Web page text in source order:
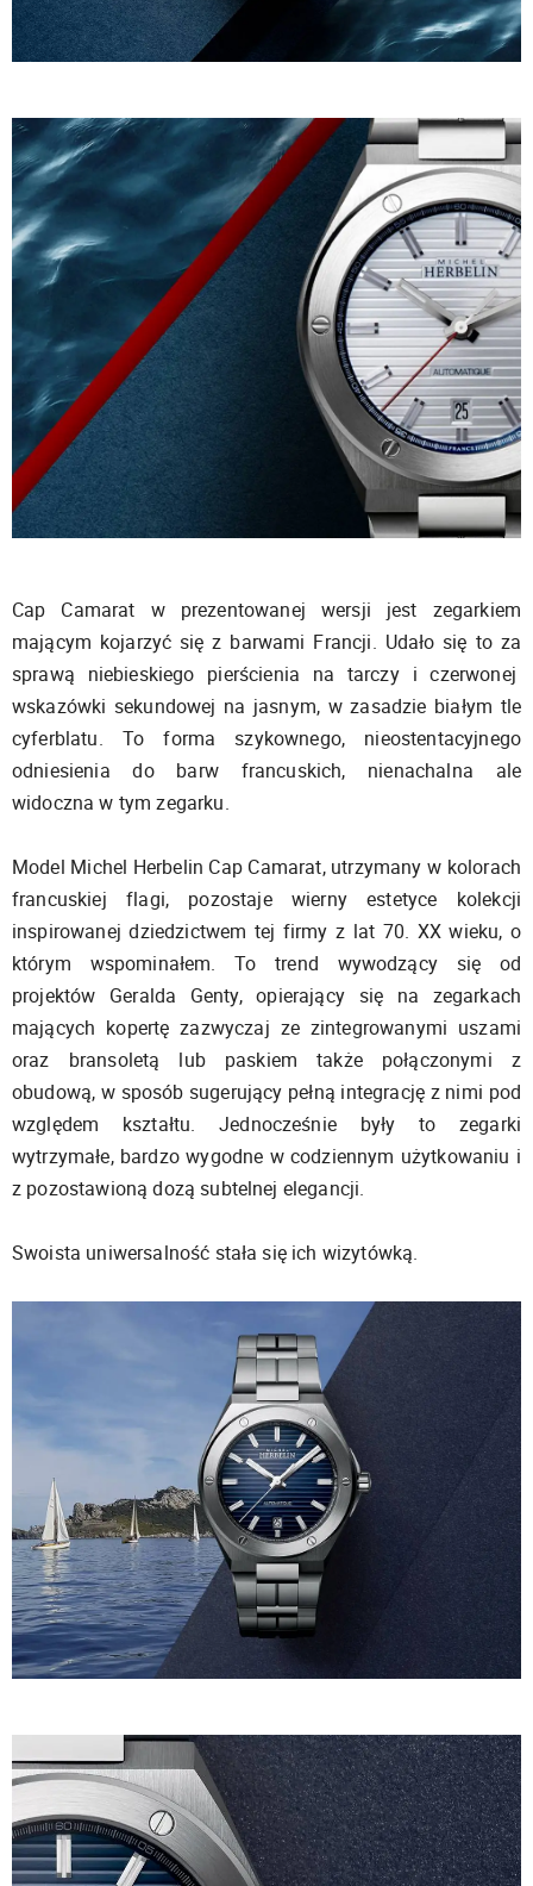
Cap Camarat w prezentowanej wersji jest zegarkiem
mającym kojarzyć się z barwami Francji. Udało się to za
sprawą niebieskiego pierścienia na tarczy i czerwonej
wskazówki sekundowej na jasnym, w zasadzie białym tle
cyferblatu. To forma szykownego, nieostentacyjnego
odniesienia do barw francuskich, nienachalna ale
widoczna w tym zegarku.
Model Michel Herbelin Cap Camarat, utrzymany w kolorach
francuskiej flagi, pozostaje wierny estetyce kolekcji
inspirowanej dziedzictwem tej firmy z lat 70. XX wieku, o
którym wspominałem. To trend wywodzący się od
projektów Geralda Genty, opierający się na zegarkach
mających kopertę zazwyczaj ze zintegrowanymi uszami
oraz bransoletą lub paskiem także połączonymi z
obudową, w sposób sugerujący pełną integrację z nimi pod
względem kształtu. Jednocześnie były to zegarki
wytrzymałe, bardzo wygodne w codziennym użytkowaniu i
z pozostawioną dozą subtelnej elegancji.
Swoista uniwersalność stała się ich wizytówką.